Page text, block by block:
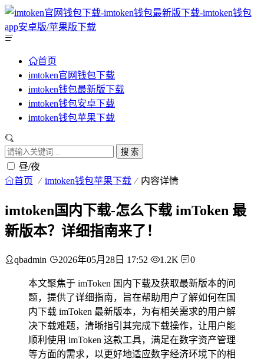
首页
imtoken官网钱包下载
imtoken钱包最新版下载
imtoken钱包安卓下载
imtoken钱包苹果下载
搜 索
昼/夜
首页 imtoken钱包苹果下载 内容详情
imtoken国内下载-怎么下载 imToken 最
新版本？详细指南来了！
qbadmin 2026年05月28日 17:52 1.2K 0
本文聚焦于 imToken 国内下载及获取最新版本的问
题，提供了详细指南，旨在帮助用户了解如何在国
内下载 imToken 最新版本，为有相关需求的用户解
决下载难题，清晰指引其完成下载操作，让用户能
顺利使用 imToken 这款工具，满足在数字资产管理
等方面的需求，以更好地适应数字经济环境下的相